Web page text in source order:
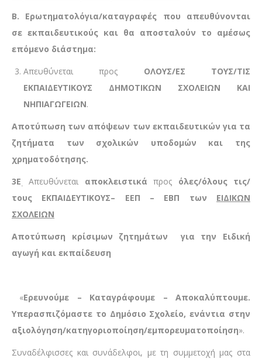
Β. Ερωτηματολόγια/καταγραφές που απευθύνονται
σε εκπαιδευτικούς και θα αποσταλούν το αμέσως
επόμενο διάστημα:
Απευθύνεται προς ΟΛΟΥΣ/ΕΣ ΤΟΥΣ/ΤΙΣ
ΕΚΠΑΙΔΕΥΤΙΚΟΥΣ ΔΗΜΟΤΙΚΩΝ ΣΧΟΛΕΙΩΝ ΚΑΙ
ΝΗΠΙΑΓΩΓΕΙΩΝ.
Αποτύπωση των απόψεων των εκπαιδευτικών για τα
ζητήματα των σχολικών υποδομών και της
χρηματοδότησης.
3Ε
Απευθύνεται αποκλειστικάπρος όλες/όλους τις/
τους ΕΚΠΑΙΔΕΥΤΙΚΟΥΣ– ΕΕΠ – ΕΒΠ των ΕΙΔΙΚΩΝ
ΣΧΟΛΕΙΩΝ
Αποτύπωση κρίσιμων ζητημάτων για την Ειδική
αγωγή και εκπαίδευση
«Ερευνούμε – Καταγράφουμε – Αποκαλύπτουμε.
Υπερασπιζόμαστε το Δημόσιο Σχολείο, ενάντια στην
αξιολόγηση/κατηγοριοποίηση/εμπορευματοποίηση».
Συναδέλφισσες και συνάδελφοι, με τη συμμετοχή μας στα